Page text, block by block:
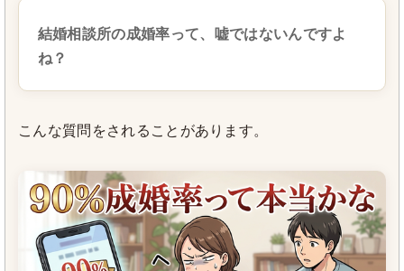
結婚相談所の成婚率って、嘘ではないんですよ
ね？
こんな質問をされることがあります。